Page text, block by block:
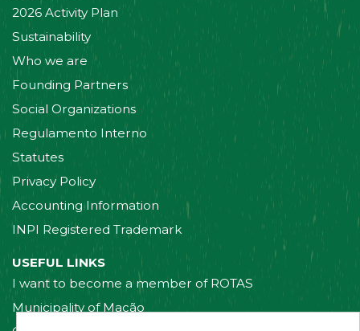
2026 Activity Plan
Sustainability
Who we are
Founding Partners
Social Organizations
Regulamento Interno
Statutes
Privacy Policy
Accounting Information
INPI Registered Trademark
USEFUL LINKS
I want to become a member of ROTAS
Municipality of Mação